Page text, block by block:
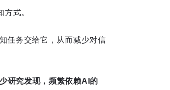
式。
任务交给它，从而减少对信
研究发现，频繁依赖AI的